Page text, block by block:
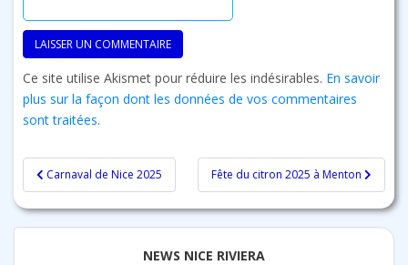
Ce site utilise Akismet pour réduire les indésirables. En savoir
plus sur la façon dont les données de vos commentaires
sont traitées.
Navigation
de
l’article
Carnaval de Nice 2025 Fête du citron 2025 à Menton
NEWS NICE RIVIERA